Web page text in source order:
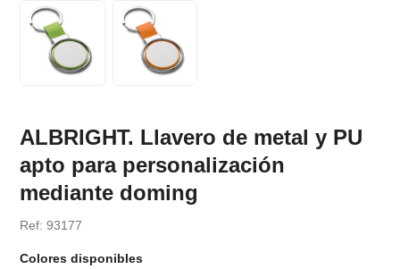
ALBRIGHT. Llavero de metal y PU
apto para personalización
mediante doming
Ref: 93177
Colores disponibles